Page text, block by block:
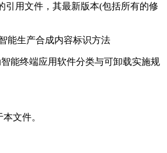
引用文件，其最新版本(包括所有的修
能生产合成内容标识方法
能终端应用软件分类与可卸载实施规
文件。